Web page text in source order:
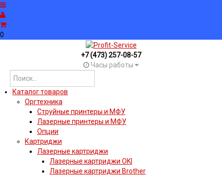
0
+7 (473) 257-08-57
Часы работы
Каталог товаров
Оргтехника
Струйные принтеры и МФУ
Лазерные принтеры и МФУ
Опции
Картриджи
Лазерные картриджи
Лазерные картриджи OKI
Лазерные картриджи Brother